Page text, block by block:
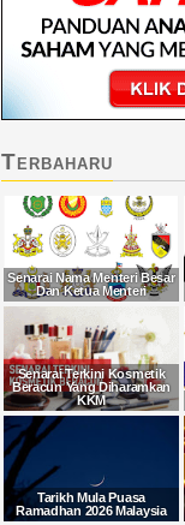
Terbaharu
Senarai Nama Menteri Besar
Dan Ketua Menteri
Senarai Terkini Kosmetik
Beracun Yang Diharamkan
KKM
Tarikh Mula Puasa
Ramadhan 2026 Malaysia